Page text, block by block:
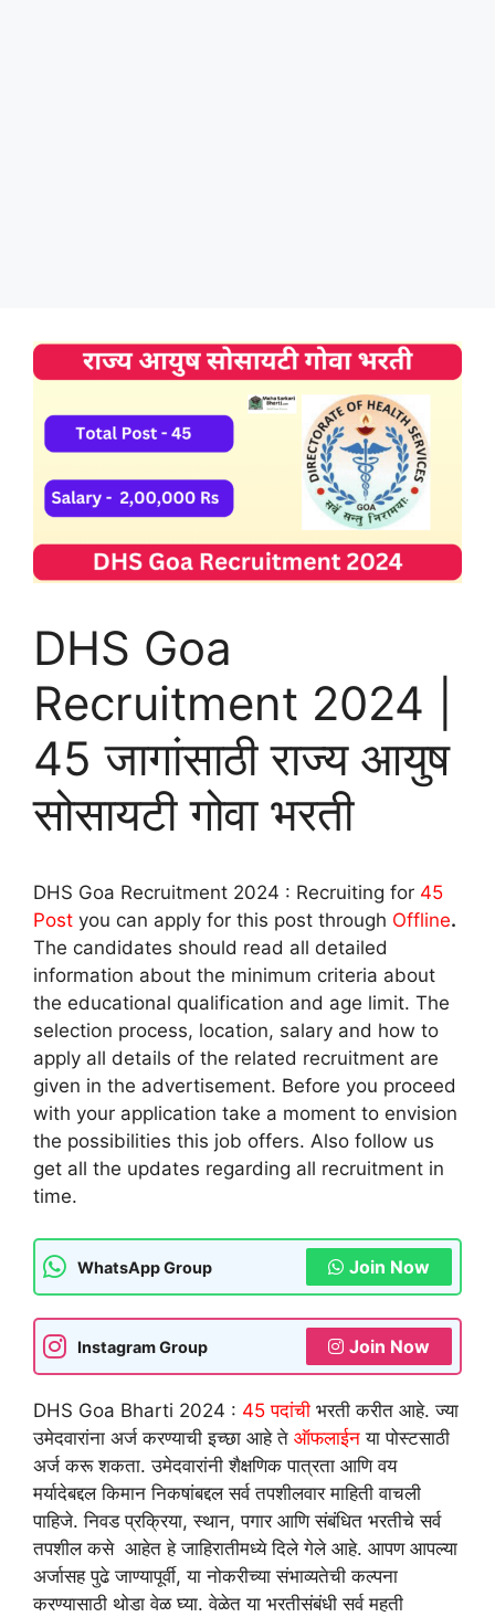
DHS Goa
Recruitment 2024 |
45 जागांसाठी राज्य आयुष
सोसायटी गोवा भरती
DHS Goa Recruitment 2024 : Recruiting for 45
Post you can apply for this post through Offline.
The candidates should read all detailed
information about the minimum criteria about
the educational qualification and age limit. The
selection process, location, salary and how to
apply all details of the related recruitment are
given in the advertisement. Before you proceed
with your application take a moment to envision
the possibilities this job offers. Also follow us
get all the updates regarding all recruitment in
time.
WhatsApp Group Join Now
Instagram Group Join Now
DHS Goa Bharti 2024 : 45 पदांची भरती करीत आहे. ज्या
उमेदवारांना अर्ज करण्याची इच्छा आहे ते ऑफलाईनया पोस्टसाठी
अर्ज करू शकता. उमेदवारांनी शैक्षणिक पात्रता आणि वय
मर्यादेबद्दल किमान निकषांबद्दल सर्व तपशीलवार माहिती वाचली
पाहिजे. निवड प्रक्रिया, स्थान, पगार आणि संबंधित भरतीचे सर्व
तपशील कसे आहेत हे जाहिरातीमध्ये दिले गेले आहे. आपण आपल्या
अर्जासह पुढे जाण्यापूर्वी, या नोकरीच्या संभाव्यतेची कल्पना
करण्यासाठी थोडा वेळ घ्या. वेळेत या भरतीसंबंधी सर्व महती